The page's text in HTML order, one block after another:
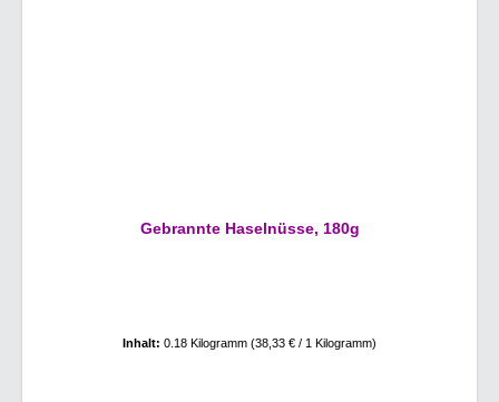
Gebrannte Haselnüsse, 180g
Inhalt: 0.18 Kilogramm (38,33 € / 1 Kilogramm)